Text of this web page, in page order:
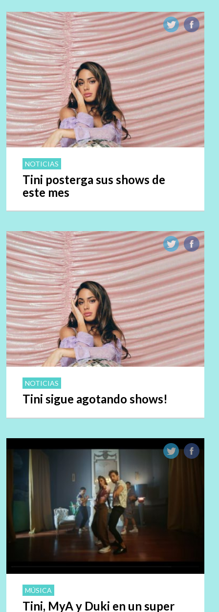
NOTICIAS
Tini posterga sus shows de
este mes
NOTICIAS
Tini sigue agotando shows!
MÚSICA
Tini, MyA y Duki en un super